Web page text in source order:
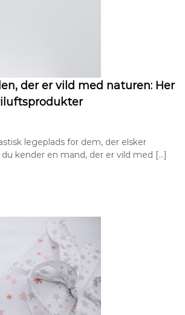
der er vild med naturen: Her
legeplads for dem, der elsker
kender en mand, der er vild med […]